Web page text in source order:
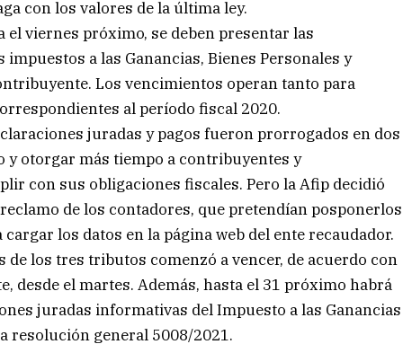
con los valores de la última ley.
viernes próximo, se deben presentar las
a las Ganancias, Bienes Personales y
Los vencimientos operan tanto para
al período fiscal 2020.
juradas y pagos fueron prorrogados en dos
otorgar más tiempo a contribuyentes y
con sus obligaciones fiscales. Pero la Afip decidió
de los contadores, que pretendían posponerlos
los datos en la página web del ente recaudador.
los tres tributos comenzó a vencer, de acuerdo con
desde el martes. Además, hasta el 31 próximo habrá
juradas informativas del Impuesto a las Ganancias
resolución general 5008/2021.